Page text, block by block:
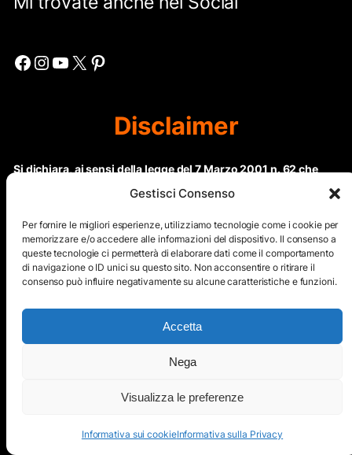
Gestisci Consenso
Per fornire le migliori esperienze, utilizziamo tecnologie come i cookie per
memorizzare e/o accedere alle informazioni del dispositivo. Il consenso a
queste tecnologie ci permetterà di elaborare dati come il comportamento
di navigazione o ID unici su questo sito. Non acconsentire o ritirare il
consenso può influire negativamente su alcune caratteristiche e funzioni.
Accetta
Nega
Visualizza le preferenze
Informativa sui cookieInformativa sulla Privacy
Facebook Instagram YouTube X Pinterest
Disclaimer
Si dichiara, ai sensi della legge del 7 Marzo 2001 n. 62 che
questo sito non rientra nella categoria di “Informazione
regolari. Le immagini dei collaboratori detentori del
Copyright © sono riproducibili solo dietro specifica
autorizzazione. Il contenuto del sito, comprensivo di testi e
immagini, eccetto dove espressamente specificato, è
protetto da Copyright © e non può essere riprodotto e
diffuso tramite nessun mezzo elettronico o cartaceo senza
esplicita autorizzazione scritta da parte dello staff di ”Il Mare
nel cuore”
Mappa del Sito